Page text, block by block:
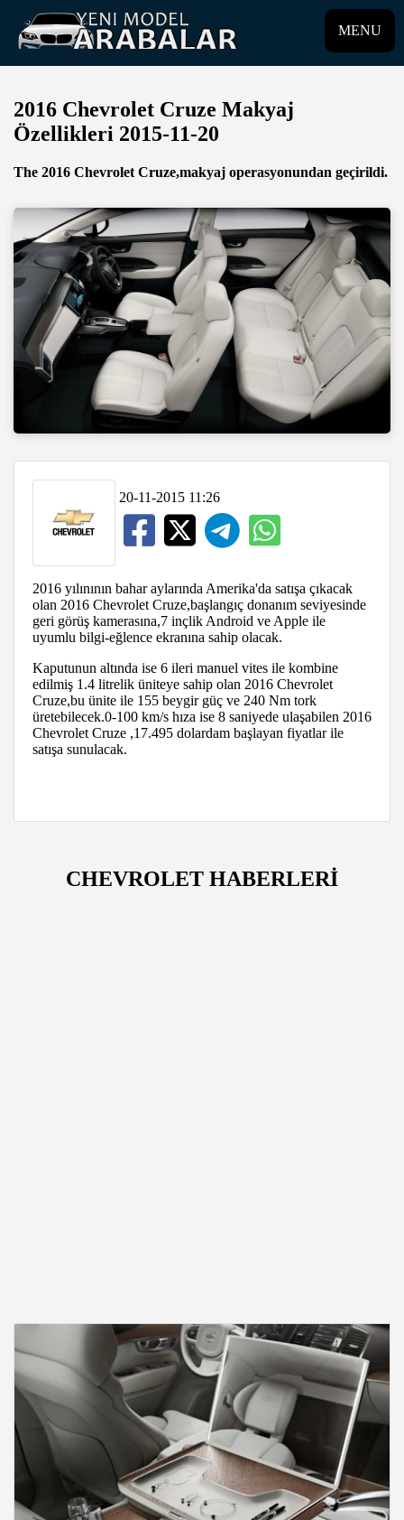
MENU
2016 Chevrolet Cruze Makyaj
Özellikleri 2015-11-20
The 2016 Chevrolet Cruze,makyaj operasyonundan geçirildi.
20-11-2015 11:26
2016 yılınının bahar aylarında Amerika'da satışa çıkacak
olan 2016 Chevrolet Cruze,başlangıç donanım seviyesinde
geri görüş kamerasına,7 inçlik Android ve Apple ile
uyumlu bilgi-eğlence ekranına sahip olacak.
Kaputunun altında ise 6 ileri manuel vites ile kombine
edilmiş 1.4 litrelik üniteye sahip olan 2016 Chevrolet
Cruze,bu ünite ile 155 beygir güç ve 240 Nm tork
üretebilecek.0-100 km/s hıza ise 8 saniyede ulaşabilen 2016
Chevrolet Cruze ,17.495 dolardam başlayan fiyatlar ile
satışa sunulacak.
CHEVROLET HABERLERİ